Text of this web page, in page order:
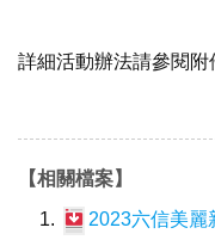
詳細活動辦法請參閱附
【相關檔案】
2023六信美麗